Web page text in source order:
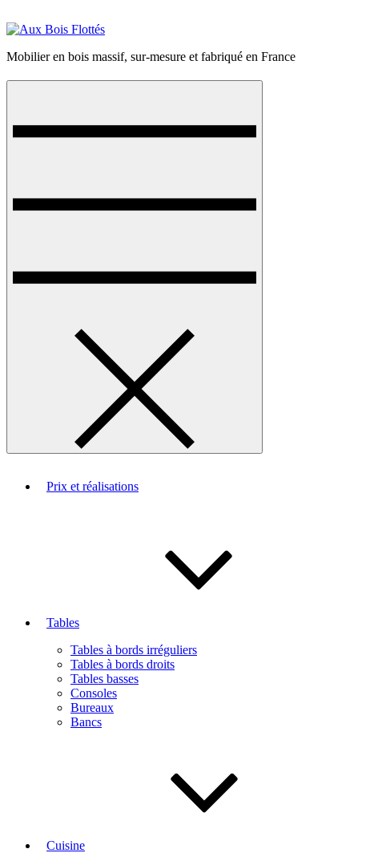
Mobilier en bois massif, sur-mesure et fabriqué en France
Prix et réalisations
Tables
Tables à bords irréguliers
Tables à bords droits
Tables basses
Consoles
Bureaux
Bancs
Cuisine